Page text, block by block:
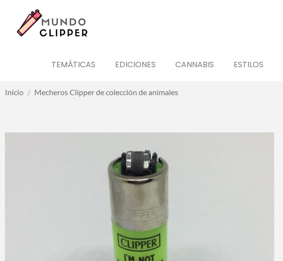
TEMÁTICAS EDICIONES CANNABIS ESTILOS
Inicio / Mecheros Clipper de colección de animales